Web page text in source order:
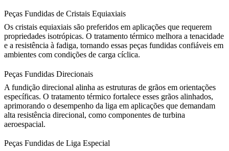
Peças Fundidas de Cristais Equiaxiais
Os cristais equiaxiais são preferidos em aplicações que requerem
propriedades isotrópicas. O tratamento térmico melhora a tenacidade
e a resistência à fadiga, tornando essas peças fundidas confiáveis em
ambientes com condições de carga cíclica.
Peças Fundidas Direcionais
A fundição direcional alinha as estruturas de grãos em orientações
específicas. O tratamento térmico fortalece esses grãos alinhados,
aprimorando o desempenho da liga em aplicações que demandam
alta resistência direcional, como componentes de turbina
aeroespacial.
Peças Fundidas de Liga Especial